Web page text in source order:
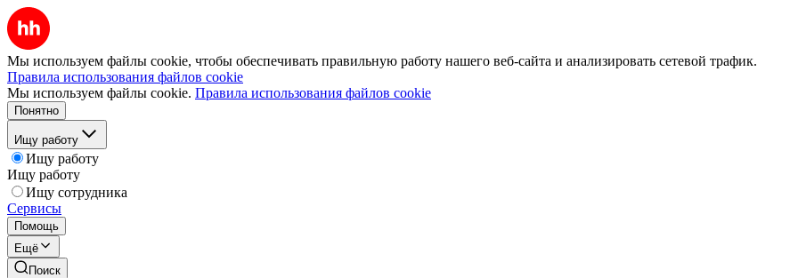
Мы используем файлы cookie, чтобы обеспечивать правильную работу нашего веб-сайта и анализировать сетевой трафик.
Правила использования файлов cookie
Мы используем файлы cookie. Правила использования файлов cookie
Понятно
Ищу работу
Ищу работу
Ищу работу
Ищу сотрудника
Сервисы
Помощь
Ещё
Поиск